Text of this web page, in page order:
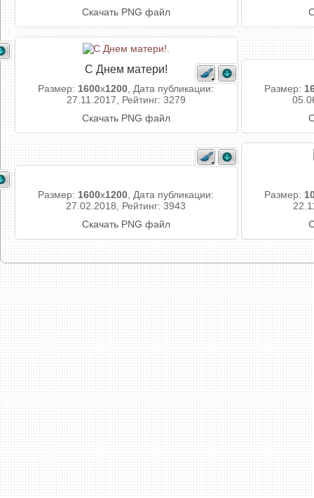
Скачать PNG файл
С Днем матери!
Размер: 1600x1200 , Дата публикации:
27.11.2017, Рейтинг: 3279
Скачать PNG файл
Размер:
Размер: 1600x1200 , Дата публикации:
27.02.2018, Рейтинг: 3943
Скачать PNG файл
Размер: